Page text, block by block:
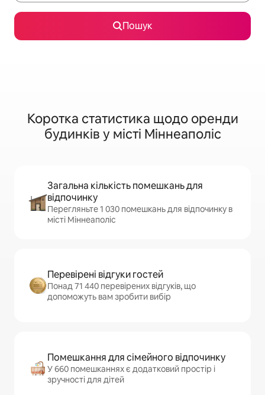
Пошук
Коротка статистика щодо оренди
будинків у місті Міннеаполіс
Загальна кількість помешкань для
відпочинку
Перегляньте 1 030 помешкань для відпочинку в
місті Міннеаполіс
Перевірені відгуки гостей
Понад 71 440 перевірених відгуків, що
допоможуть вам зробити вибір
Помешкання для сімейного відпочинку
У 660 помешканнях є додатковий простір і
зручності для дітей